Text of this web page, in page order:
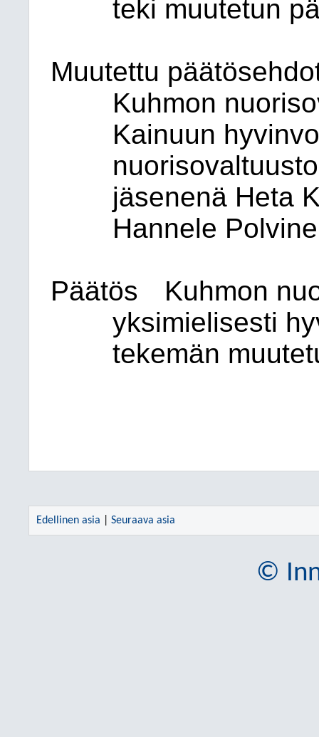
teki muutetun
Muutettu
Kuhmon
Kainuun
jäsenenä Heta
Hannele
Päätös
Kuhmon
yksimielisesti
tekemän
Edellinen asia Seuraava asia
©